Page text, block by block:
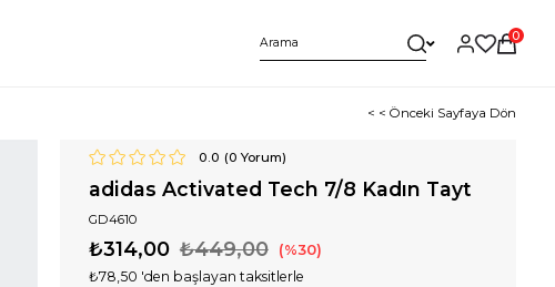
0
< < Önceki Sayfaya Dön
0.0 (0 Yorum)
adidas Activated Tech 7/8 Kadın Tayt
GD4610
₺449,00
₺314,00 30
₺78,50 'den başlayan taksitlerle